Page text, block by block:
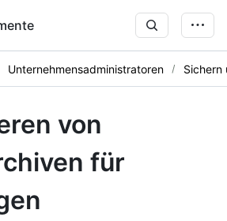
Unternehmensadministratoren Sichern
von
für